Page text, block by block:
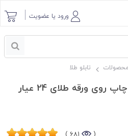
ورود یا عضویت
تابلو طلا
روی ورقه طلای 24 عیار